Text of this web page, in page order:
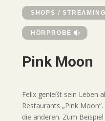
SHOPS / STREAMING
HÖRPROBE
Pink Moon
Felix genießt sein Leben
Restaurants „Pink
die anderen. Zum